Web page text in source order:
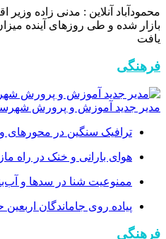
محمودآباد آنلاین : مدنی زاده
بازار شده و طی روز‌های آینده
یافت
فرهنگی
مدیر جدید آموزش و پرورش
ترافیک سنگین در محور‌های
هوای بارانی و خنک در راه
ممنوعیت شنا در سدها و
پیاده روی جاماندگان
فرهنگی